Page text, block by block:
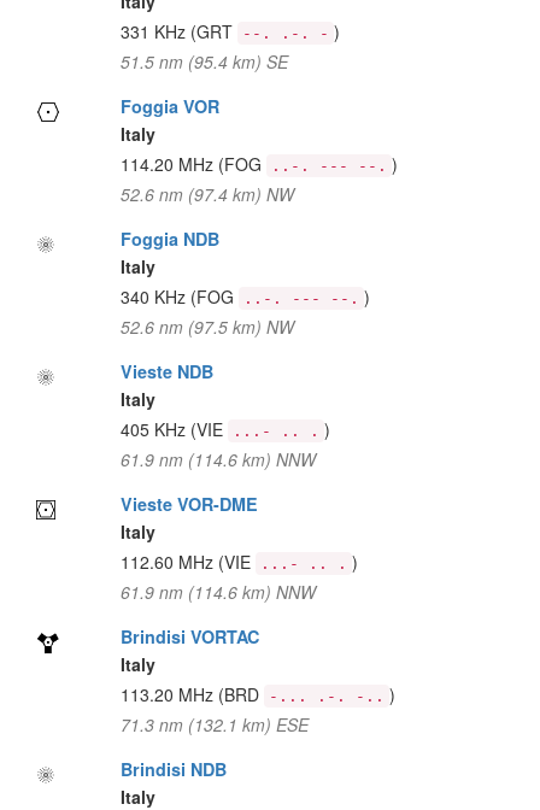
331 KHz (GRT --. .-. - )
51.5 nm (95.4 km) SE
Foggia VOR
Italy
114.20 MHz (FOG ..-. --- --. )
52.6 nm (97.4 km) NW
Foggia NDB
Italy
340 KHz (FOG ..-. --- --. )
52.6 nm (97.5 km) NW
Vieste NDB
Italy
405 KHz (VIE ...- .. . )
61.9 nm (114.6 km) NNW
Vieste VOR-DME
Italy
112.60 MHz (VIE ...- .. . )
61.9 nm (114.6 km) NNW
Brindisi VORTAC
Italy
113.20 MHz (BRD -... .-. -.. )
71.3 nm (132.1 km) ESE
Brindisi NDB
Italy